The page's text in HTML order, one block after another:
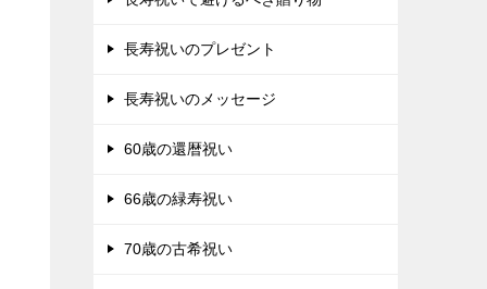
長寿祝いのプレゼント
長寿祝いのメッセージ
60歳の還暦祝い
66歳の緑寿祝い
70歳の古希祝い